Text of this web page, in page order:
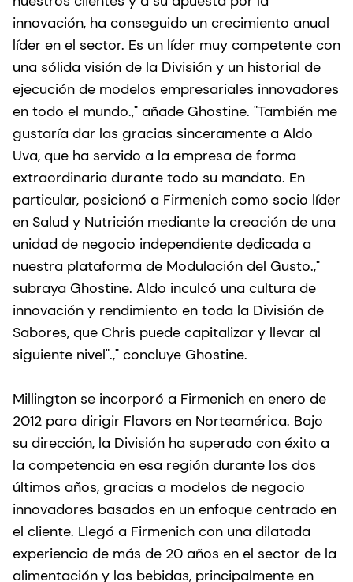
innovación, ha conseguido un crecimiento anual
líder en el sector. Es un líder muy competente con
una sólida visión de la División y un historial de
ejecución de modelos empresariales innovadores
en todo el mundo.," añade Ghostine. "También me
gustaría dar las gracias sinceramente a Aldo
Uva, que ha servido a la empresa de forma
extraordinaria durante todo su mandato. En
particular, posicionó a Firmenich como socio líder
en Salud y Nutrición mediante la creación de una
unidad de negocio independiente dedicada a
nuestra plataforma de Modulación del Gusto.,"
subraya Ghostine. Aldo inculcó una cultura de
innovación y rendimiento en toda la División de
Sabores, que Chris puede capitalizar y llevar al
siguiente nivel".," concluye Ghostine.
Millington se incorporó a Firmenich en enero de
2012 para dirigir Flavors en Norteamérica. Bajo
su dirección, la División ha superado con éxito a
la competencia en esa región durante los dos
últimos años, gracias a modelos de negocio
innovadores basados en un enfoque centrado en
el cliente. Llegó a Firmenich con una dilatada
experiencia de más de 20 años en el sector de la
alimentación y las bebidas, principalmente en